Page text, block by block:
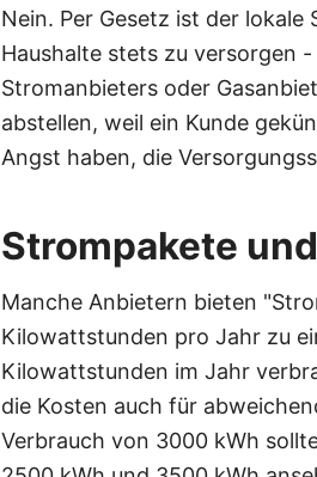
Nein. Per Gesetz ist der
Haushalte stets zu versorgen
Stromanbieters oder
abstellen, weil ein Kunde
Angst haben, die
Strompakete
Manche Anbietern bieten
Kilowattstunden pro Jahr zu
Kilowattstunden im Jahr
die Kosten auch für
Verbrauch von 3000 kWh